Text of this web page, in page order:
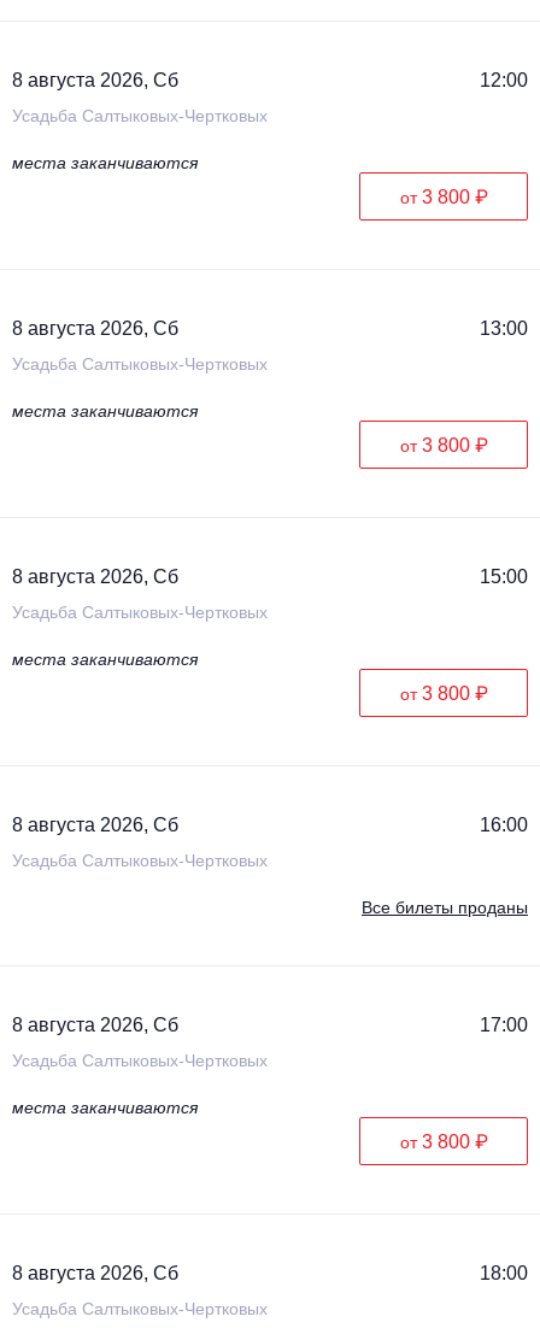
8 августа 2026, Сб 12:00
Усадьба Салтыковых-Чертковых
места заканчиваются
от3 800 ₽
8 августа 2026, Сб 13:00
Усадьба Салтыковых-Чертковых
места заканчиваются
от3 800 ₽
8 августа 2026, Сб 15:00
Усадьба Салтыковых-Чертковых
места заканчиваются
от3 800 ₽
8 августа 2026, Сб 16:00
Усадьба Салтыковых-Чертковых
Все билеты проданы
8 августа 2026, Сб 17:00
Усадьба Салтыковых-Чертковых
места заканчиваются
от3 800 ₽
8 августа 2026, Сб 18:00
Усадьба Салтыковых-Чертковых